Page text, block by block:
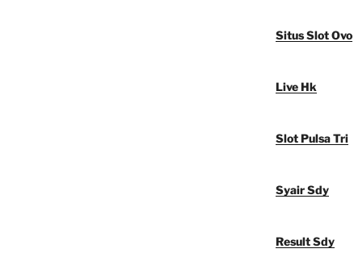
Situs Slot Ovo
Live Hk
Slot Pulsa Tri
Syair Sdy
Result Sdy